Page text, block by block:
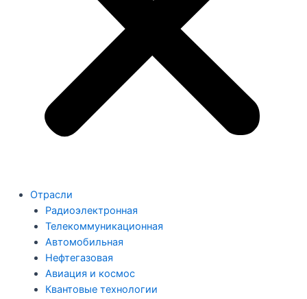
Отрасли
Радиоэлектронная
Телекоммуникационная
Автомобильная
Нефтегазовая
Авиация и космос
Квантовые технологии